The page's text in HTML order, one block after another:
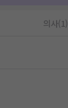
의사(1)